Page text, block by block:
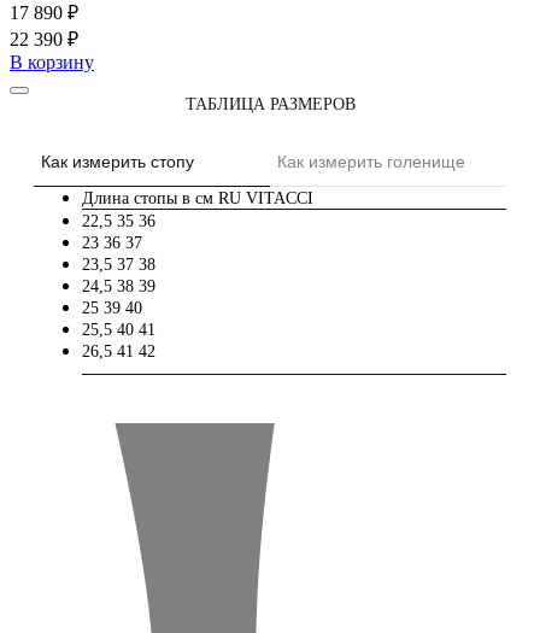
17 890 ₽
22 390 ₽
В корзину
ТАБЛИЦА РАЗМЕРОВ
Как измерить стопу Как измерить голенище
Длина стопы в см RU VITACCI
22,5 35 36
23 36 37
23,5 37 38
24,5 38 39
25 39 40
25,5 40 41
26,5 41 42